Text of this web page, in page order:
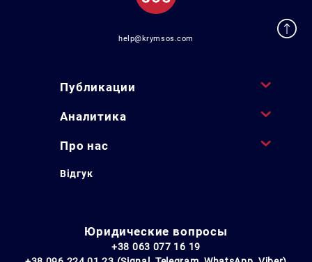
help@krymsos.com
Публикации
Аналитика
Про нас
Відгук
Юридические вопросы
+38 063 077 16 19